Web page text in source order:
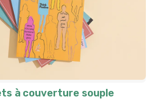
à couverture souple